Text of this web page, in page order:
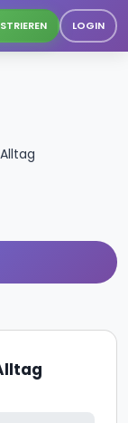
LOGIN